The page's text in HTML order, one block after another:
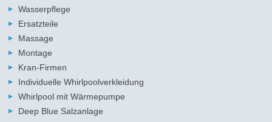
Wasserpflege
Ersatzteile
Massage
Montage
Kran-Firmen
Individuelle Whirlpoolverkleidung
Whirlpool mit Wärmepumpe
Deep Blue Salzanlage